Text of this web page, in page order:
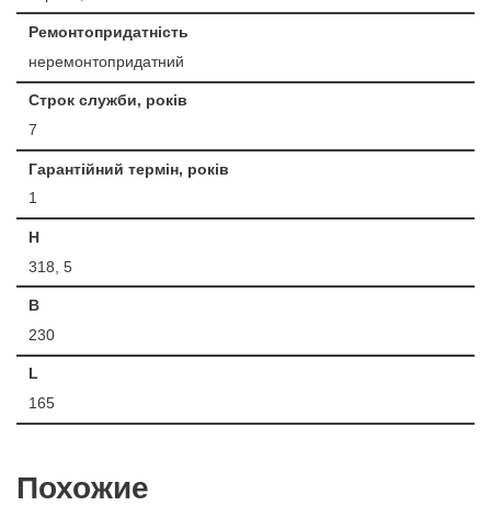
Ремонтопридатність
неремонтопридатний
Строк служби, років
7
Гарантійний термін, років
1
H
318, 5
B
230
L
165
Похожие